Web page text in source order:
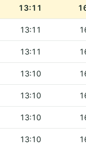
13:11
13:11
13:11
13:10
13:10
13:10
13:10